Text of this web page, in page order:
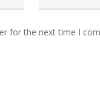
for the next time I